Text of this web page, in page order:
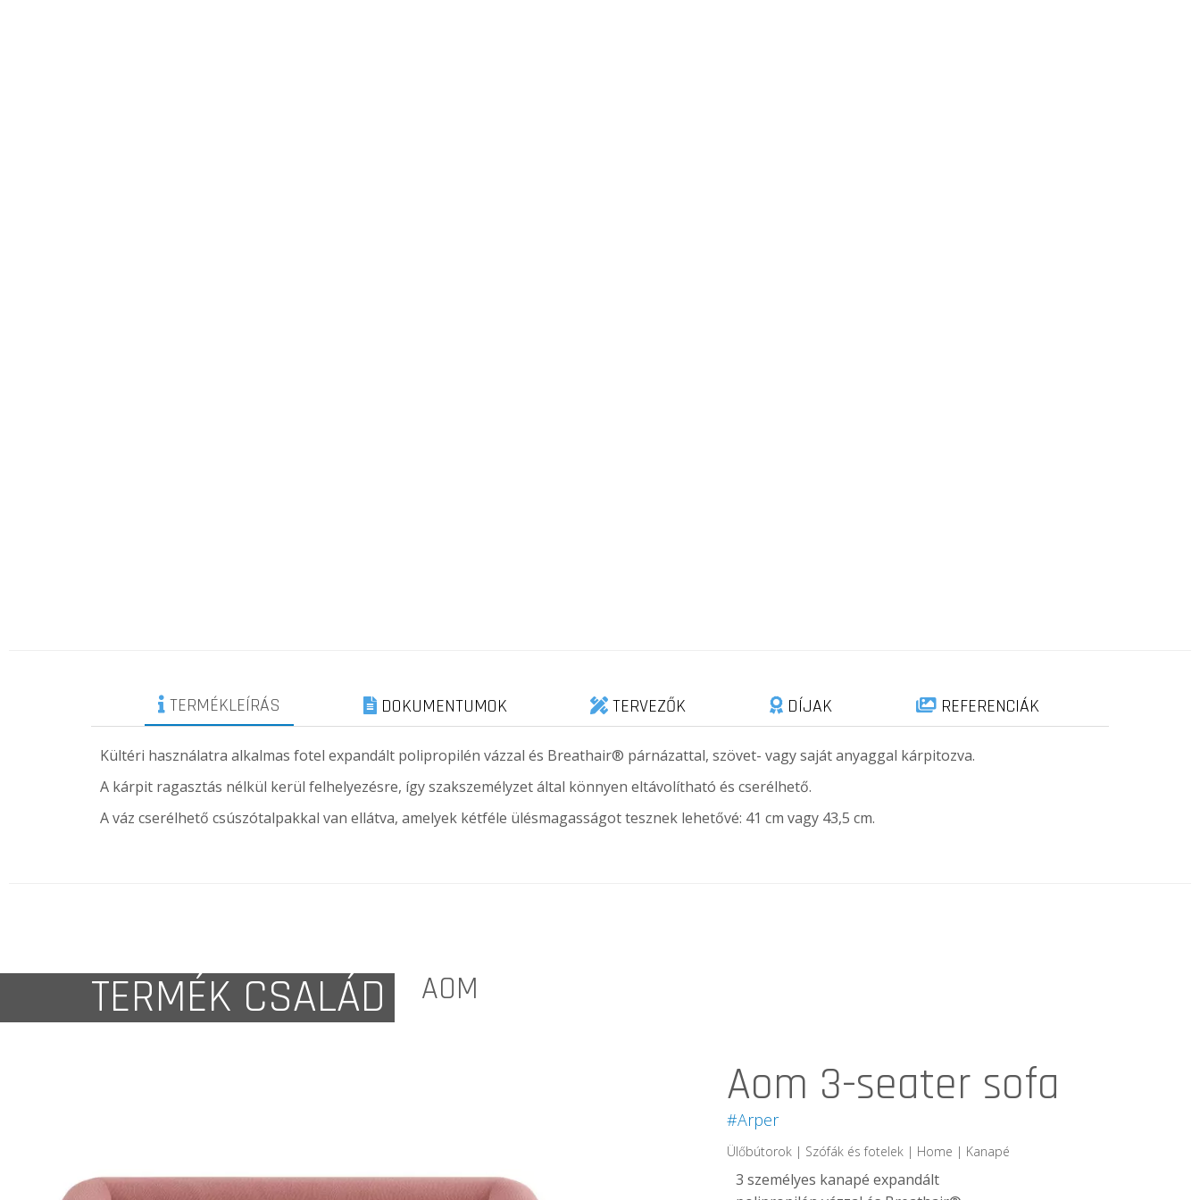
TERMÉKLEÍRÁS DOKUMENTUMOK TERVEZŐK DÍJAK REFERENCIÁK
Kültéri használatra alkalmas fotel expandált polipropilén vázzal és Breathair® párnázattal, szövet- vagy saját anyaggal kárpitozva.
A kárpit ragasztás nélkül kerül felhelyezésre, így szakszemélyzet által könnyen eltávolítható és cserélhető.
A váz cserélhető csúszótalpakkal van ellátva, amelyek kétféle ülésmagasságot tesznek lehetővé: 41 cm vagy 43,5 cm.
TERMÉK CSALÁD AOM
Aom 3-seater sofa
#Arper
Ülőbútorok | Szófák és fotelek | Home | Kanapé
3 személyes kanapé expandált